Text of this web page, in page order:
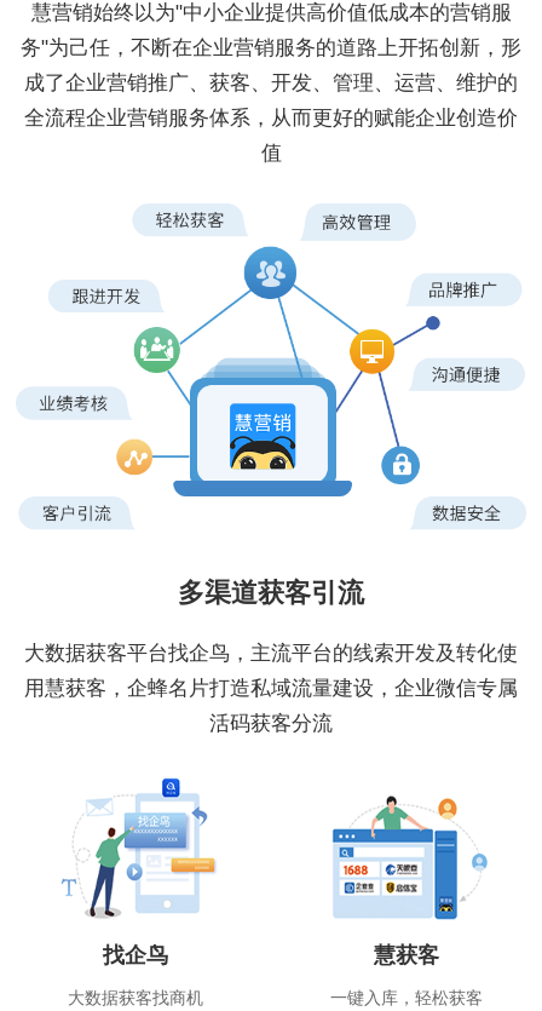
慧营销始终以为"中小企业提供高价值低成本的营销服
务"为己任，不断在企业营销服务的道路上开拓创新，形
成了企业营销推广、获客、开发、管理、运营、维护的
全流程企业营销服务体系，从而更好的赋能企业创造价
值
多渠道获客引流
大数据获客平台找企鸟，主流平台的线索开发及转化使
用慧获客，企蜂名片打造私域流量建设，企业微信专属
活码获客分流
找企鸟
大数据获客找商机
慧获客
一键入库，轻松获客